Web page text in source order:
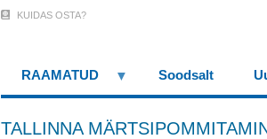
Menu
(logged
KUIDAS OSTA?
RAAMATUD Soodsalt
TALLINNA